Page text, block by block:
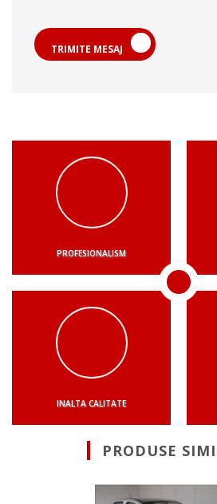
TRIMITE MESAJ
PROFESIONALISM
INALTA CALITATE
PRODUSE